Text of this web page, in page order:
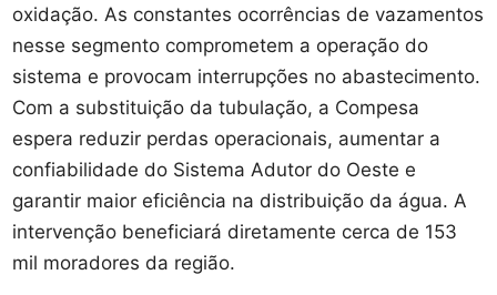
oxidação. As constantes ocorrências de vazamentos
nesse segmento comprometem a operação do
sistema e provocam interrupções no abastecimento.
Com a substituição da tubulação, a Compesa
espera reduzir perdas operacionais, aumentar a
confiabilidade do Sistema Adutor do Oeste e
garantir maior eficiência na distribuição da água. A
intervenção beneficiará diretamente cerca de 153
mil moradores da região.